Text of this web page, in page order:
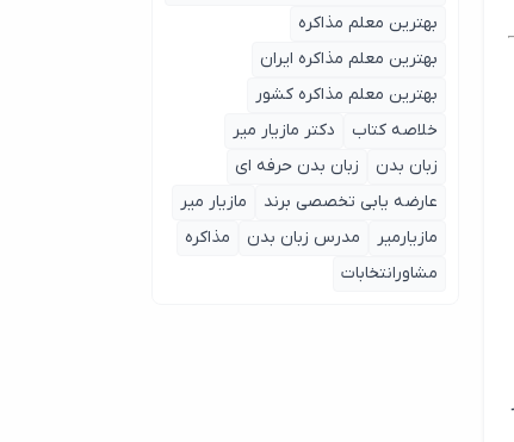
بهترین معلم مذاکره
بهترین معلم مذاکره ایران
بهترین معلم مذاکره کشور
خلاصه کتاب
دکتر مازیار میر
زبان بدن
زبان بدن حرفه ای
عارضه یابی تخصصی برند
مازیار میر
مازیارمیر
مدرس زبان بدن
مذاکره
مشاورانتخابات